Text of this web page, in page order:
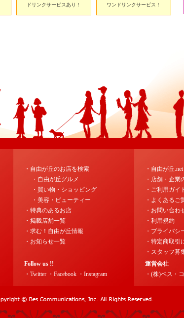
ドリンクサービスあり！ ワンドリンクサービス！
・自由が丘のお店を検索
・自由が丘グルメ
・買い物・ショッピング
・美容・ビューティー
・特典のあるお店
・掲載店舗一覧
・求む！自由が丘情報
・お知らせ一覧
Follow us !!
・Twitter
・Facebook ・Instagram
・自由が丘
・店舗・企業
・ご利用ガイ
・よくあるご
・お問い合わ
・利用規約
・プライバシ
・特定商取引
・スタッフ募
運営会社
・(株)ベス・